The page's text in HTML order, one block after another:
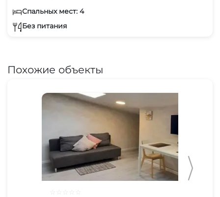
Спальных мест: 4
Без питания
Похожие объекты